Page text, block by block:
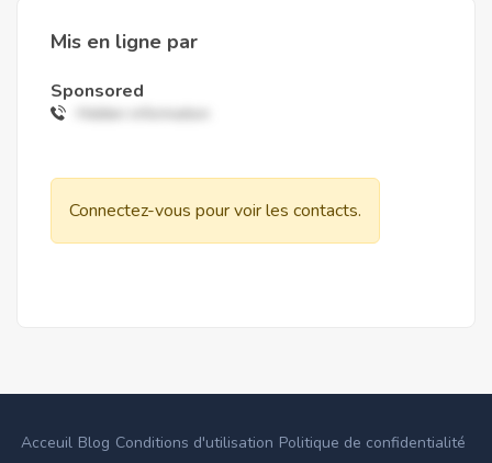
Mis en ligne par
Sponsored
Hidden information
Connectez-vous pour voir les contacts.
Acceuil Blog Conditions d'utilisation Politique de confidentialité